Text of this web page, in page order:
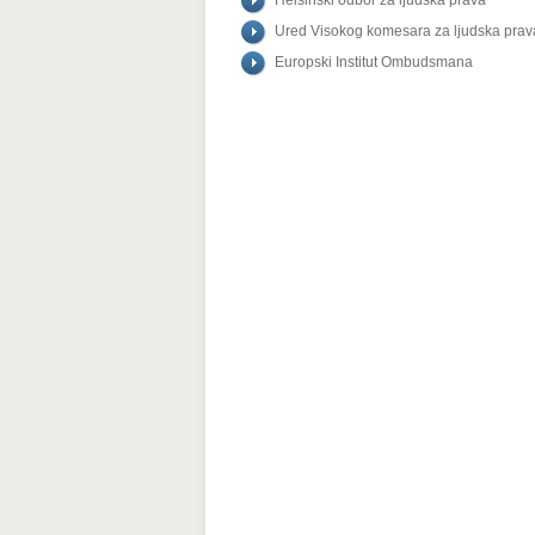
Ured Visokog komesara za ljudska
Europski Institut Ombudsmana